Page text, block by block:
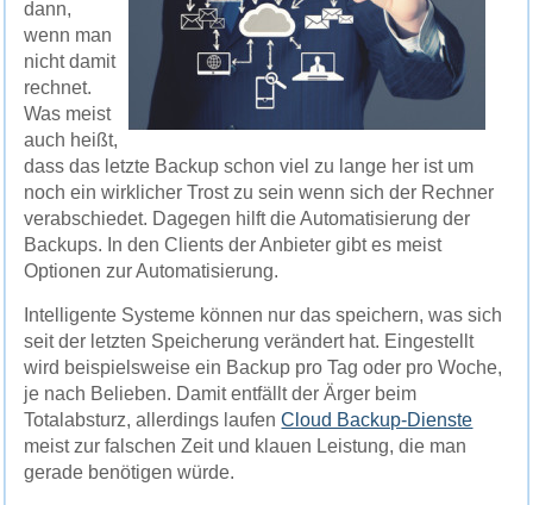
dann,
wenn man
nicht damit
rechnet.
Was meist
auch heißt,
dass das letzte Backup schon viel zu lange her ist um
noch ein wirklicher Trost zu sein wenn sich der Rechner
verabschiedet. Dagegen hilft die Automatisierung der
Backups. In den Clients der Anbieter gibt es meist
Optionen zur Automatisierung.
Intelligente Systeme können nur das speichern, was sich
seit der letzten Speicherung verändert hat. Eingestellt
wird beispielsweise ein Backup pro Tag oder pro Woche,
je nach Belieben. Damit entfällt der Ärger beim
Totalabsturz, allerdings laufenCloud Backup-Dienste
meist zur falschen Zeit und klauen Leistung, die man
gerade benötigen würde.